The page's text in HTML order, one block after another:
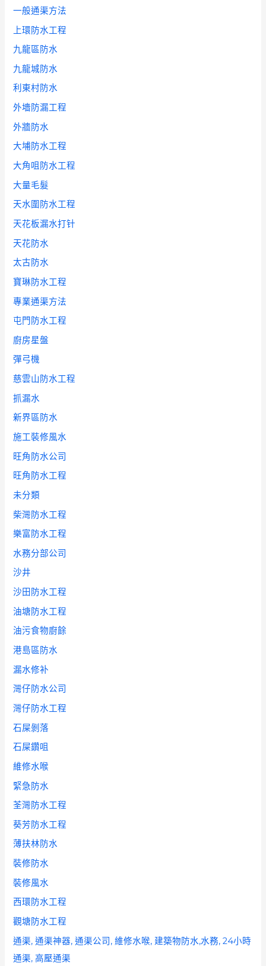
一般通渠方法
上環防水工程
九龍區防水
九龍城防水
利東村防水
外墻防漏工程
外牆防水
大埔防水工程
大角咀防水工程
大量毛髮
天水圍防水工程
天花板漏水打针
天花防水
太古防水
寶琳防水工程
專業通渠方法
屯門防水工程
廚房星盤
彈弓機
慈雲山防水工程
抓漏水
新界區防水
施工裝修風水
旺角防水公司
旺角防水工程
未分類
柴灣防水工程
樂富防水工程
水務分部公司
沙井
沙田防水工程
油塘防水工程
油污食物廚餘
港島區防水
漏水修补
灣仔防水公司
灣仔防水工程
石屎剝落
石屎鑽咀
維修水喉
緊急防水
荃灣防水工程
葵芳防水工程
薄扶林防水
裝修防水
裝修風水
西環防水工程
觀塘防水工程
通渠, 通渠神器, 通渠公司, 維修水喉, 建築物防水,水務, 24小時
通渠, 高壓通渠